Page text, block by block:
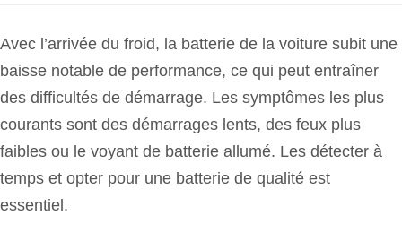
Avec l’arrivée du froid, la batterie de la voiture subit une
baisse notable de performance, ce qui peut entraîner
des difficultés de démarrage. Les symptômes les plus
courants sont des démarrages lents, des feux plus
faibles ou le voyant de batterie allumé. Les détecter à
temps et opter pour une batterie de qualité est
essentiel.